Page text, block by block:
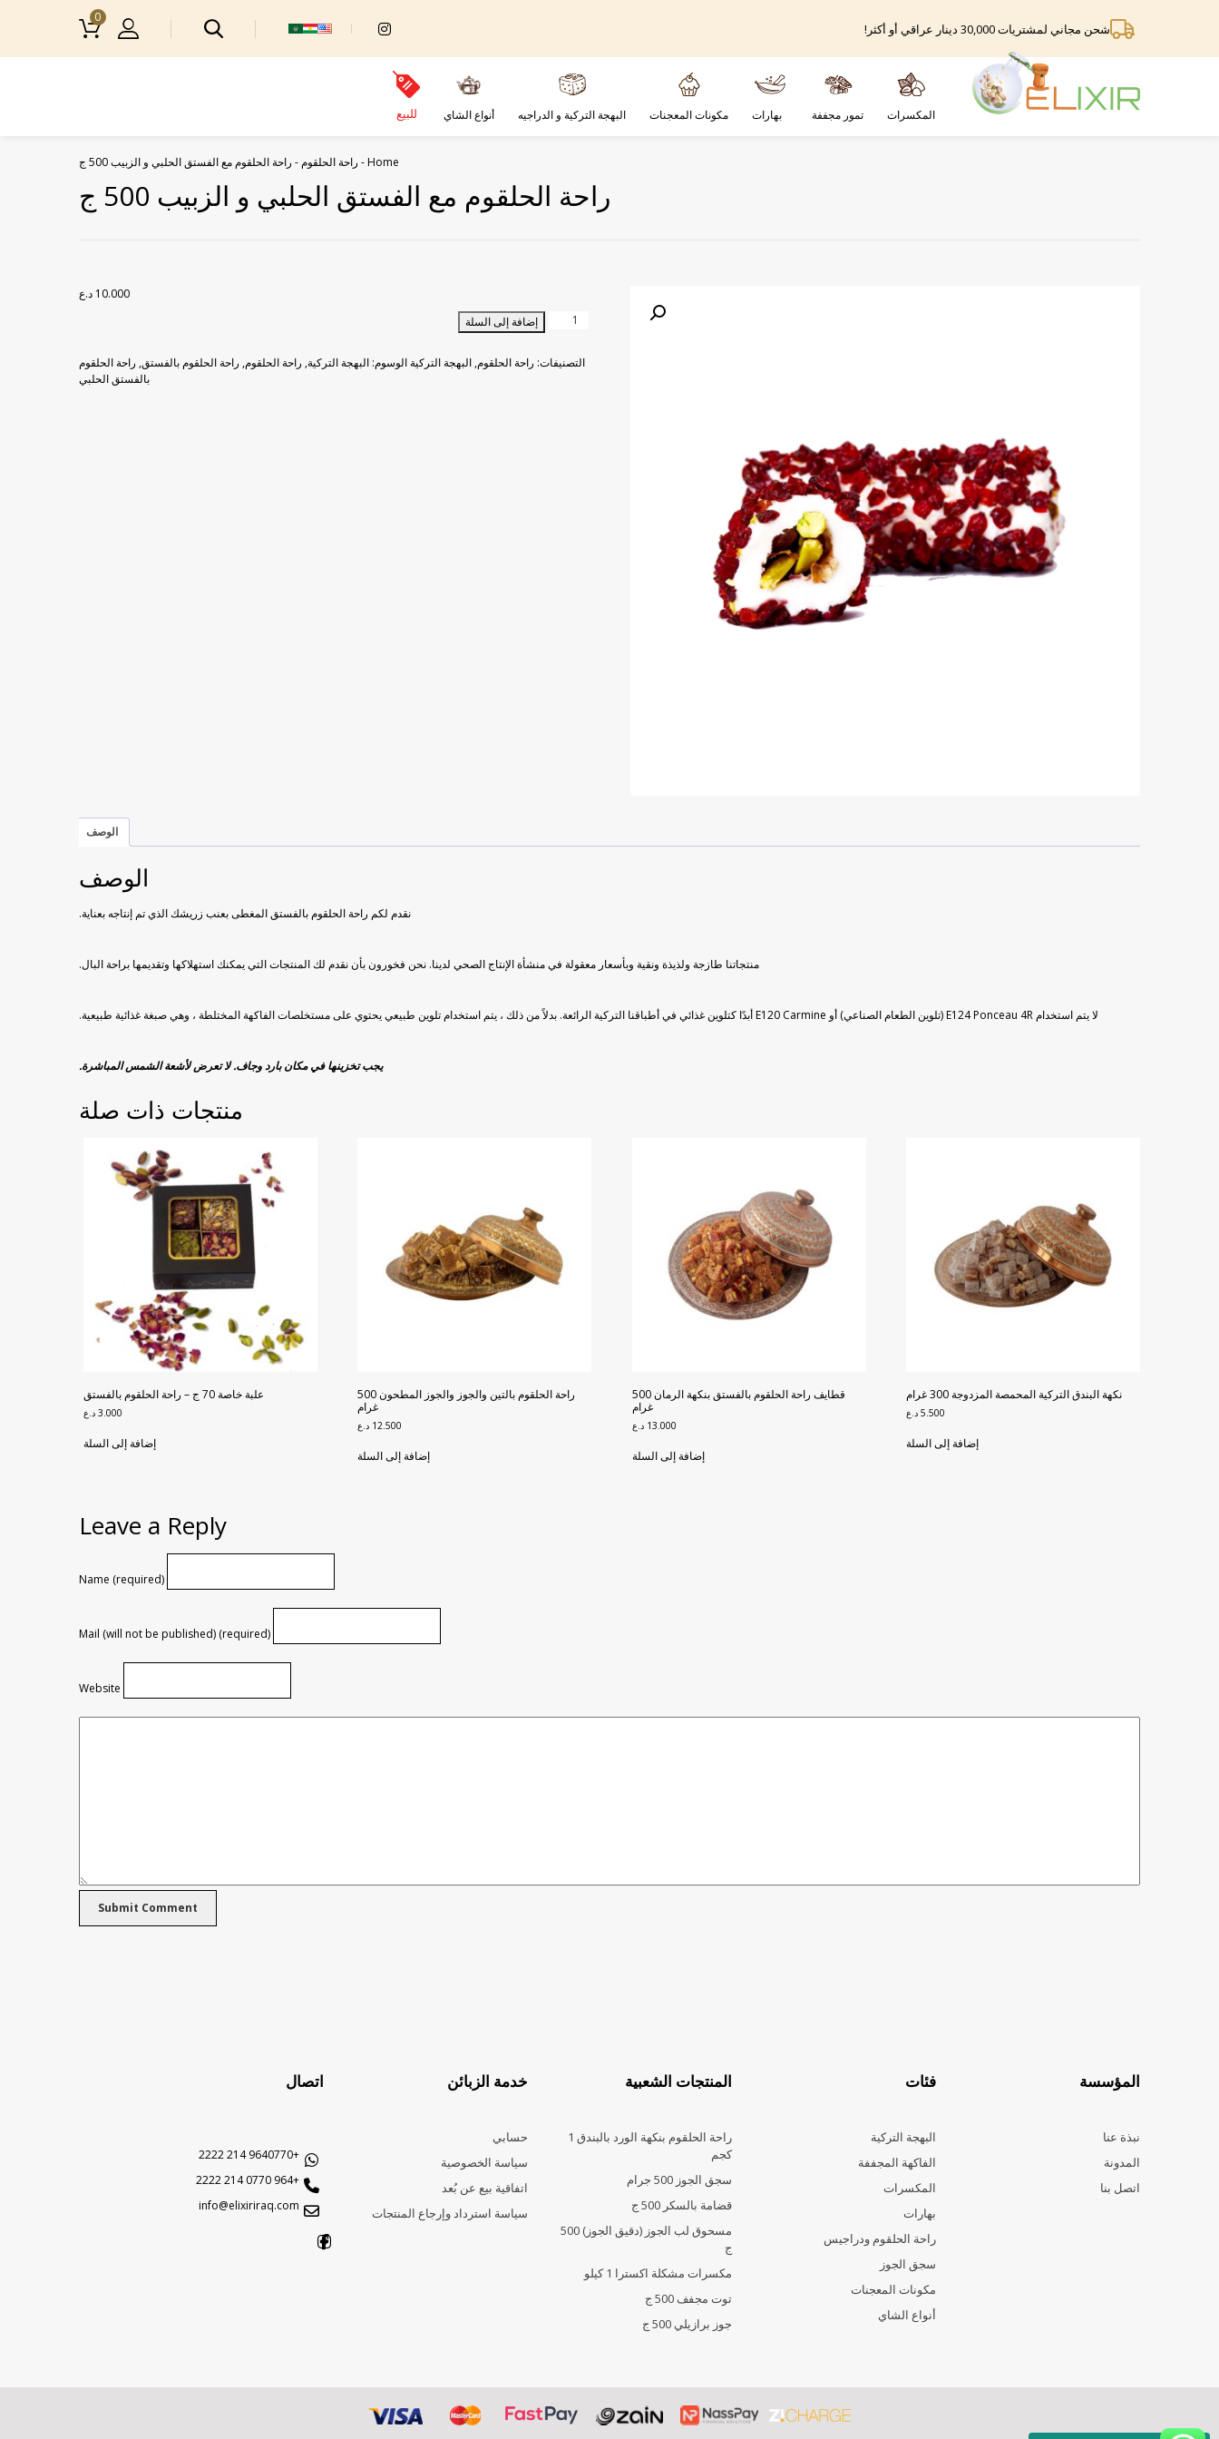
شحن مجاني لمشتريات 30,000 دينار عراقي أو أكثر!
0
المكسرات تمور مجففة بهارات مكونات المعجنات البهجة التركية و الدراجيه أنواع الشاي للبيع
Home
- راحة الحلقوم - راحة الحلقوم مع الفستق الحلبي و الزبيب 500 ج
راحة الحلقوم مع الفستق الحلبي و الزبيب 500 ج
10.000 د.ع
كمية
مع
إضافة إلى السلة
التصنيفات: راحة الحلقوم, البهجة التركيةالوسوم: البهجة التركية, راحة الحلقوم, راحة الحلقوم بالفستق, راحة الحلقوم
بالفستق الحلبي
الوصف
الوصف
نقدم لكم راحة الحلقوم بالفستق المغطى بعنب زريشك الذي تم إنتاجه بعناية.
منتجاتنا طازجة ولذيذة ونقية وبأسعار معقولة في منشأة الإنتاج الصحي لدينا. نحن فخورون بأن نقدم لك المنتجات التي يمكنك استهلاكها وتقديمها براحة البال.
لا يتم استخدام E124 Ponceau 4R (تلوين الطعام الصناعي) أو E120 Carmine أبدًا كتلوين غذائي في أطباقنا التركية الرائعة. بدلاً من ذلك ، يتم استخدام تلوين طبيعي يحتوي على مستخلصات الفاكهة المختلطة ، وهي صبغة غذائية طبيعية.
يجب تخزينها في مكان بارد وجاف. لا تعرض لأشعة الشمس المباشرة.
منتجات ذات صلة
نكهة البندق التركية المحمصة المزدوجة 300 غرام
5.500 د.ع
إضافة إلى السلة
قطايف راحة الحلقوم بالفستق بنكهة الرمان 500
غرام
13.000 د.ع
إضافة إلى السلة
راحة الحلقوم بالتين والجوز والجوز المطحون 500
غرام
12.500 د.ع
إضافة إلى السلة
علبة خاصة 70 ج – راحة الحلقوم بالفستق
3.000 د.ع
إضافة إلى السلة
Leave a Reply
Name (required)
Mail (will not be published) (required)
Website
المؤسسة
نبذة عنا
المدونة
اتصل بنا
فئات
البهجة التركية
الفاكهة المجففة
المكسرات
بهارات
راحة الحلقوم ودراجيس
سجق الجوز
مكونات المعجنات
أنواع الشاي
المنتجات الشعبية
راحة الحلقوم بنكهة الورد بالبندق 1
كجم
سجق الجوز 500 جرام
قضامة بالسكر 500 ج
مسحوق لب الجوز (دقيق الجوز) 500
ج
مكسرات مشكلة اكسترا 1 كيلو
توت مجفف 500 ج
جوز برازيلي 500 ج
خدمة الزبائن
حسابي
سياسة الخصوصية
اتفاقية بيع عن بُعد
سياسة استرداد وإرجاع المنتجات
اتصال
+9640770 214 2222
+964 0770 214 2222
info@elixiriraq.com